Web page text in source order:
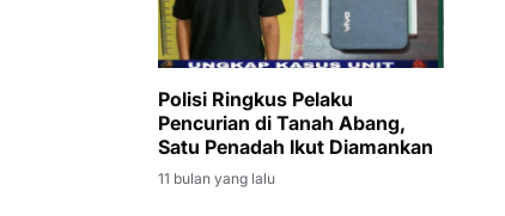
Polisi Ringkus Pelaku
Pencurian di Tanah Abang,
Satu Penadah Ikut Diamankan
11 bulan yang lalu